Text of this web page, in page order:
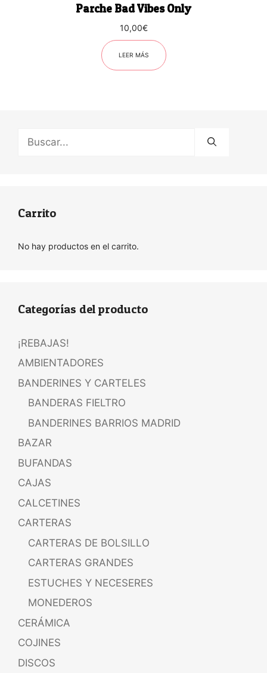
Parche Bad Vibes Only
10,00€
LEER MÁS
Carrito
No hay productos en el carrito.
Categorías del producto
¡REBAJAS!
AMBIENTADORES
BANDERINES Y CARTELES
BANDERAS FIELTRO
BANDERINES BARRIOS MADRID
BAZAR
BUFANDAS
CAJAS
CALCETINES
CARTERAS
CARTERAS DE BOLSILLO
CARTERAS GRANDES
ESTUCHES Y NECESERES
MONEDEROS
CERÁMICA
COJINES
DISCOS